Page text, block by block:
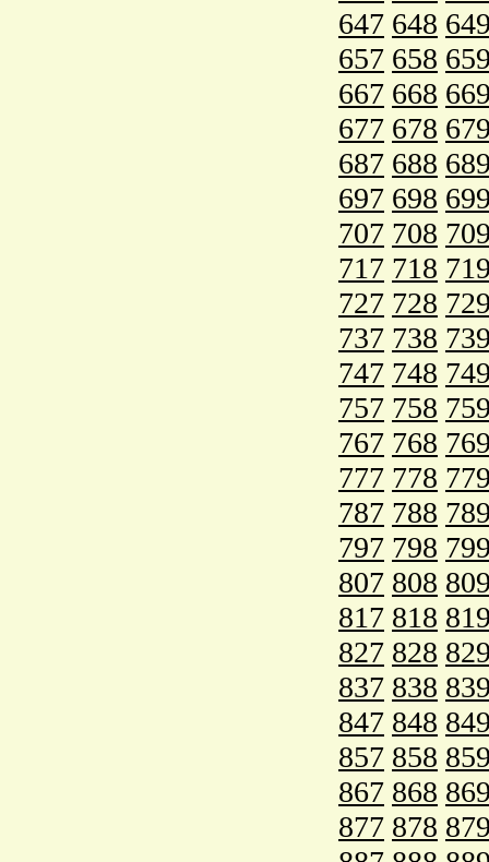
647 648
657 658
667 668
677 678
687 688
697 698
707 708
717 718
727 728
737 738
747 748
757 758
767 768
777 778
787 788
797 798
807 808
817 818
827 828
837 838
847 848
857 858
867 868
877 878